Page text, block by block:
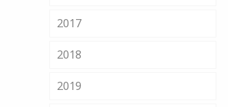
2017
2018
2019